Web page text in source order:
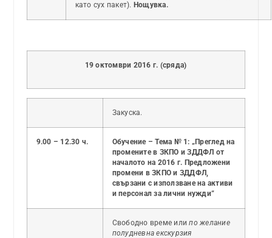
като сух пакет). Нощувка.
19 октомври 2016 г. (сряда)
Закуска.
9.00 – 12.30 ч.
Обучение – Тема № 1: „Преглед на
промените в ЗКПО и ЗДДФЛ от
началото на 2016 г. Предложени
промени в ЗКПО и ЗДДФЛ,
свързани с използване на активи
и персонал за лични нужди”
Свободно време илипо желание
полудневна екскурзия